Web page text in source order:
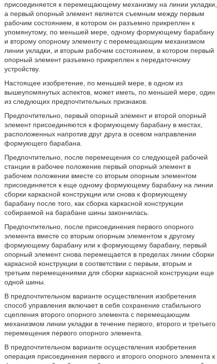
присоединяется к перемещающему механизму на линии укладки,
а первый опорный элемент является съемным между первым
рабочим состоянием, в котором он разъемно прикреплен к
упомянутому, по меньшей мере, одному формующему барабану
и второму опорному элементу с перемещающим механизмом
линии укладки, и вторым рабочим состоянием, в котором первый
опорный элемент разъемно прикреплен к передаточному
устройству.
Настоящее изобретение, по меньшей мере, в одном из
вышеупомянутых аспектов, может иметь, по меньшей мере, один
из следующих предпочтительных признаков.
Предпочтительно, первый опорный элемент и второй опорный
элемент присоединяются к формующему барабану в местах,
расположенных напротив друг друга в осевом направлении
формующего барабана.
Предпочтительно, после перемещения со следующей рабочей
станции в рабочее положение первый опорный элемент в
рабочем положении вместе со вторым опорным элементом
присоединяется к еще одному формующему барабану на линии
сборки каркасной конструкции или снова к формующему
барабану после того, как сборка каркасной конструкции
собираемой на барабане шины закончилась.
Предпочтительно, после присоединения первого опорного
элемента вместе со вторым опорным элементом к другому
формующему барабану или к формующему барабану, первый
опорный элемент снова перемещается в пределах линии сборки
каркасной конструкции в соответствии с первым, вторым и
третьим перемещениями для сборки каркасной конструкции еще
одной шины.
В предпочтительном варианте осуществления изобретения
способ управления включает в себя сохранение стабильного
сцепления второго опорного элемента с перемещающим
механизмом линии укладки в течение первого, второго и третьего
перемещения первого опорного элемента.
В предпочтительном варианте осуществления изобретения
операция присоединения первого и второго опорного элемента к